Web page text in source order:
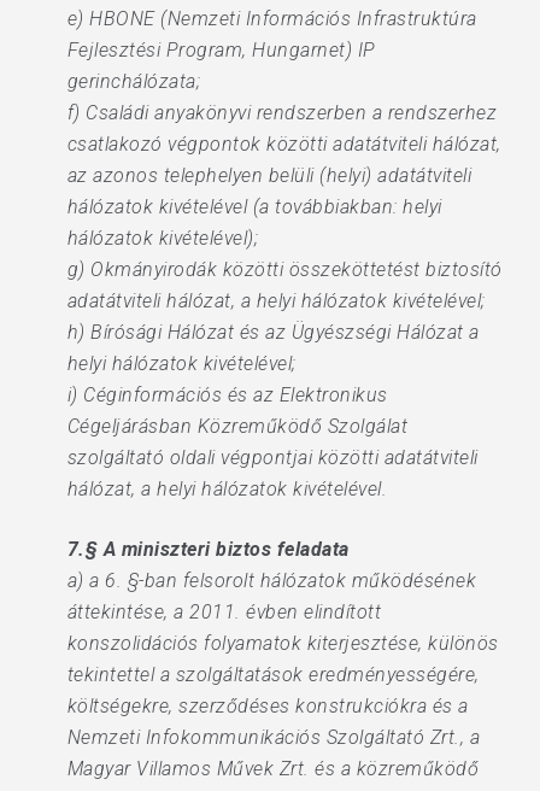
e) HBONE (Nemzeti Információs Infrastruktúra
Fejlesztési Program, Hungarnet) IP
gerinchálózata;
f) Családi anyakönyvi rendszerben a rendszerhez
csatlakozó végpontok közötti adatátviteli hálózat,
az azonos telephelyen belüli (helyi) adatátviteli
hálózatok kivételével (a továbbiakban: helyi
hálózatok kivételével);
g) Okmányirodák közötti összeköttetést biztosító
adatátviteli hálózat, a helyi hálózatok kivételével;
h) Bírósági Hálózat és az Ügyészségi Hálózat a
helyi hálózatok kivételével;
i) Céginformációs és az Elektronikus
Cégeljárásban Közreműködő Szolgálat
szolgáltató oldali végpontjai közötti adatátviteli
hálózat, a helyi hálózatok kivételével.
7.§ A miniszteri biztos feladata
a) a 6. §-ban felsorolt hálózatok működésének
áttekintése, a 2011. évben elindított
konszolidációs folyamatok kiterjesztése, különös
tekintettel a szolgáltatások eredményességére,
költségekre, szerződéses konstrukciókra és a
Nemzeti Infokommunikációs Szolgáltató Zrt., a
Magyar Villamos Művek Zrt. és a közreműködő